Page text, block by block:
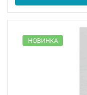
НОВИНКА